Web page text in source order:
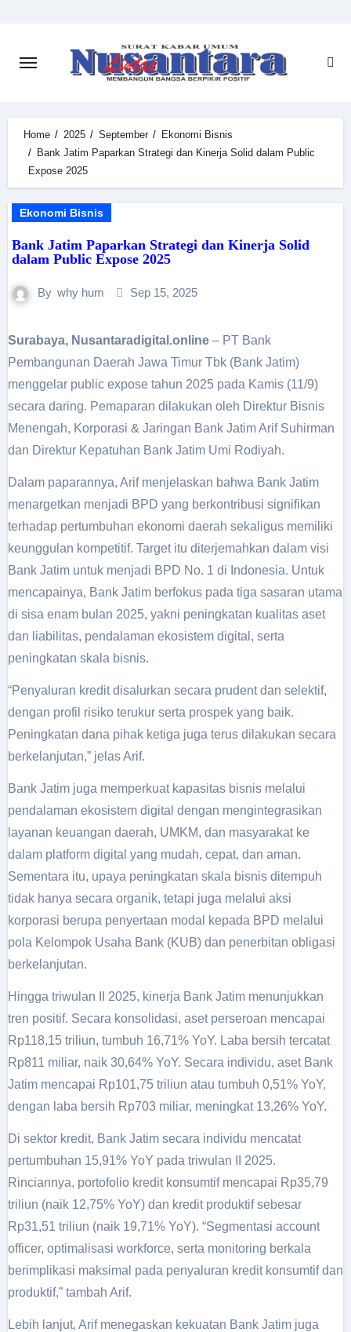
Home 2025 September
Ekonomi Bisnis
Bank Jatim Paparkan Strategi dan Kinerja Solid dalam Public
Expose 2025
Ekonomi Bisnis
Bank Jatim Paparkan Strategi dan Kinerja Solid
dalam Public Expose 2025
By why hum Sep 15, 2025
Surabaya, Nusantaradigital.online– PT Bank
Pembangunan Daerah Jawa Timur Tbk (Bank Jatim)
menggelar public expose tahun 2025 pada Kamis (11/9)
secara daring. Pemaparan dilakukan oleh Direktur Bisnis
Menengah, Korporasi & Jaringan Bank Jatim Arif Suhirman
dan Direktur Kepatuhan Bank Jatim Umi Rodiyah.
Dalam paparannya, Arif menjelaskan bahwa Bank Jatim
menargetkan menjadi BPD yang berkontribusi signifikan
terhadap pertumbuhan ekonomi daerah sekaligus memiliki
keunggulan kompetitif. Target itu diterjemahkan dalam visi
Bank Jatim untuk menjadi BPD No. 1 di Indonesia. Untuk
mencapainya, Bank Jatim berfokus pada tiga sasaran utama
di sisa enam bulan 2025, yakni peningkatan kualitas aset
dan liabilitas, pendalaman ekosistem digital, serta
peningkatan skala bisnis.
“Penyaluran kredit disalurkan secara prudent dan selektif,
dengan profil risiko terukur serta prospek yang baik.
Peningkatan dana pihak ketiga juga terus dilakukan secara
berkelanjutan,” jelas Arif.
Bank Jatim juga memperkuat kapasitas bisnis melalui
pendalaman ekosistem digital dengan mengintegrasikan
layanan keuangan daerah, UMKM, dan masyarakat ke
dalam platform digital yang mudah, cepat, dan aman.
Sementara itu, upaya peningkatan skala bisnis ditempuh
tidak hanya secara organik, tetapi juga melalui aksi
korporasi berupa penyertaan modal kepada BPD melalui
pola Kelompok Usaha Bank (KUB) dan penerbitan obligasi
berkelanjutan.
Hingga triwulan II 2025, kinerja Bank Jatim menunjukkan
tren positif. Secara konsolidasi, aset perseroan mencapai
Rp118,15 triliun, tumbuh 16,71% YoY. Laba bersih tercatat
Rp811 miliar, naik 30,64% YoY. Secara individu, aset Bank
Jatim mencapai Rp101,75 triliun atau tumbuh 0,51% YoY,
dengan laba bersih Rp703 miliar, meningkat 13,26% YoY.
Di sektor kredit, Bank Jatim secara individu mencatat
pertumbuhan 15,91% YoY pada triwulan II 2025.
Rinciannya, portofolio kredit konsumtif mencapai Rp35,79
triliun (naik 12,75% YoY) dan kredit produktif sebesar
Rp31,51 triliun (naik 19,71% YoY). “Segmentasi account
officer, optimalisasi workforce, serta monitoring berkala
berimplikasi maksimal pada penyaluran kredit konsumtif dan
produktif,” tambah Arif.
Lebih lanjut, Arif menegaskan kekuatan Bank Jatim juga